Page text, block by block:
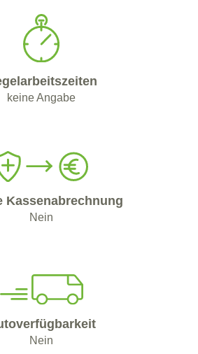
keine Angabe
Kassenabrechnung
Nein
Nein